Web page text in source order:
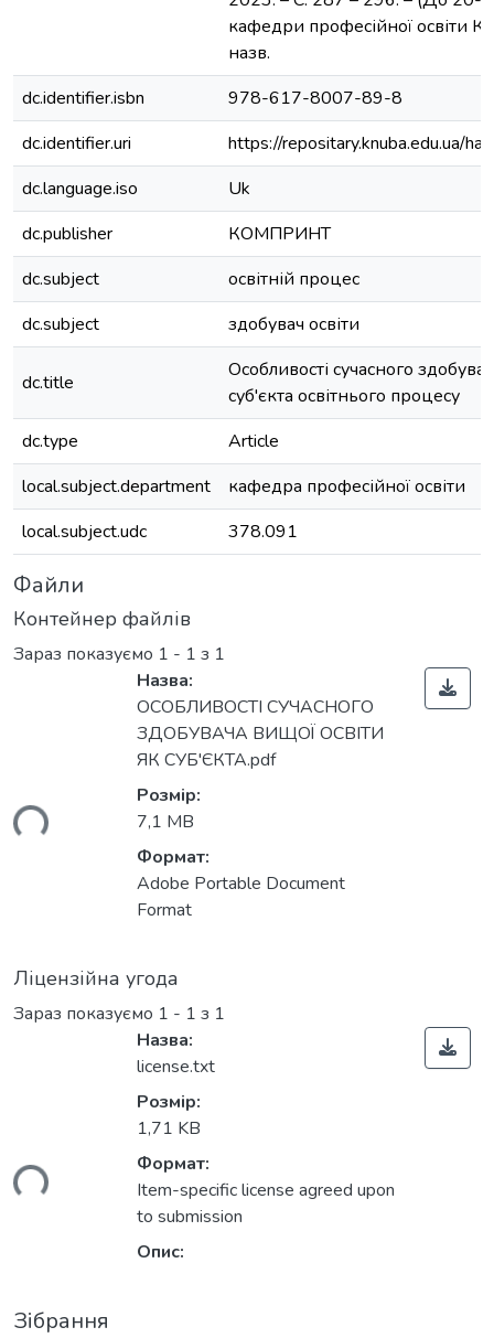
кафедри професійної освіти
назв.
dc.identifier.isbn
978-617-8007-89-8
dc.identifier.uri
https://repositary.knuba.edu.ua/
dc.language.iso
Uk
dc.publisher
КОМПРИНТ
dc.subject
освітній процес
dc.subject
здобувач освіти
dc.title
Особливості сучасного
суб'єкта освітнього процесу
dc.type
Article
local.subject.department
кафедра професійної освіти
local.subject.udc
378.091
Файли
Контейнер файлів
Зараз показуємо 1 - 1 з 1
Назва:
ОСОБЛИВОСТІ СУЧАСНОГО
ЗДОБУВАЧА ВИЩОЇ ОСВІТИ
ЯК СУБ'ЄКТА.pdf
Розмір:
7,1 MB
Формат:
Adobe Portable Document
Format
Ліцензійна угода
Зараз показуємо 1 - 1 з 1
Назва:
license.txt
Розмір:
1,71 KB
Формат:
Item-specific license agreed upon
to submission
Опис:
Зібрання